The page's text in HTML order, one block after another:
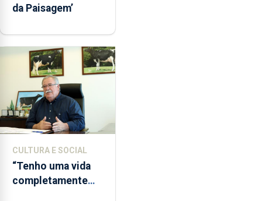
da Paisagem’
CULTURA E SOCIAL
“Tenho uma vida
completamente